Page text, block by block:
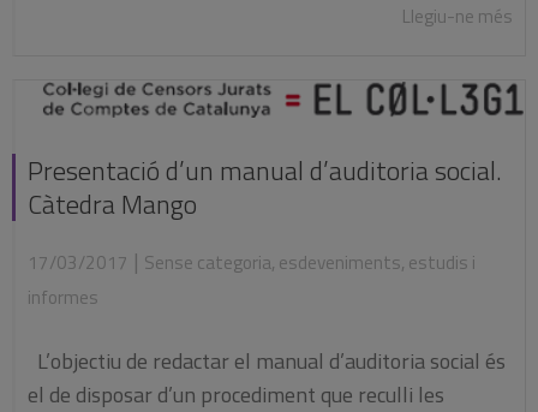
Llegiu-ne més
Presentació d’un manual d’auditoria social.
Càtedra Mango
17/03/2017 | Sense categoria, esdeveniments, estudis i
informes
L’objectiu de redactar el manual d’auditoria social és
el de disposar d’un procediment que reculli les